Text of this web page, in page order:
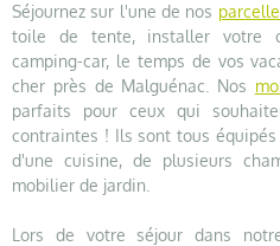
Séjournez sur l'une de nos
toile de tente, installer votre
camping-car, le temps de vos
cher près de Malguénac. Nos
parfaits pour ceux qui
contraintes ! Ils sont tous
d'une cuisine, de plusieurs
mobilier de jardin.
Lors de votre séjour dans